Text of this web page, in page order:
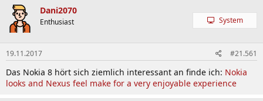
Dani2070
Enthusiast System
19.11.2017 #21.561
Das Nokia 8 hört sich ziemlich interessant an finde ich: Nokia
looks and Nexus feel make for a very enjoyable experience